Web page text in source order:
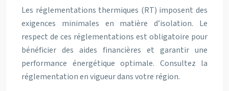
Les réglementations thermiques (RT) imposent des
exigences minimales en matière d’isolation. Le
respect de ces réglementations est obligatoire pour
bénéficier des aides financières et garantir une
performance énergétique optimale. Consultez la
réglementation en vigueur dans votre région.